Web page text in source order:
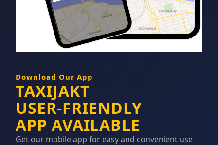
Download Our App
TAXIJAKT
USER-FRIENDLY
APP AVAILABLE
Get our mobile app for easy and convenient use